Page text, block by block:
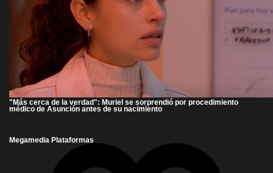
"Más cerca de la verdad": Muriel se sorprendió por procedimiento
médico de Asunción antes de su nacimiento
Megamedia Plataformas